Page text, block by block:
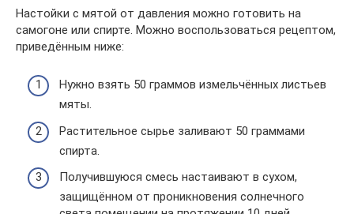
Настойки с мятой от давления можно готовить на
самогоне или спирте. Можно воспользоваться рецептом,
приведённым ниже:
Нужно взять 50 граммов измельчённых листьев
мяты.
Растительное сырье заливают 50 граммами
спирта.
Получившуюся смесь настаивают в сухом,
защищённом от проникновения солнечного